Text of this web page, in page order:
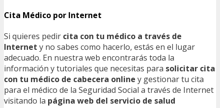
Cita Médico por Internet
Si quieres pedir cita con tu médico a través de
Internet y no sabes como hacerlo, estás en el lugar
adecuado. En nuestra web encontrarás toda la
información y tutoriales que necesitas para solicitar cita
con tu médico de cabecera online y gestionar tu cita
para el médico de la Seguridad Social a través de Internet
visitando la página web del servicio de salud